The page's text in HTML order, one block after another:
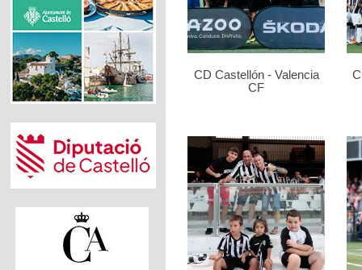
CD Castellón - Valencia
CF